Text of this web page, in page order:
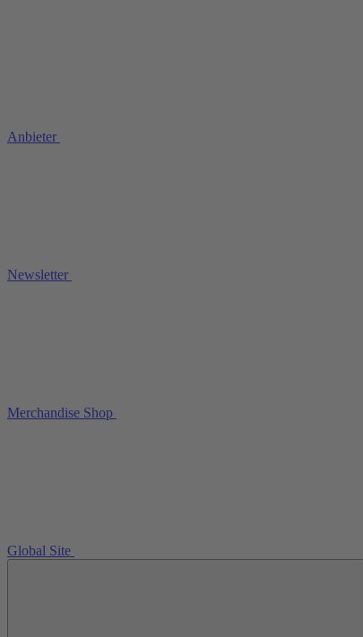
Anbieter
Newsletter
Merchandise Shop
Global Site